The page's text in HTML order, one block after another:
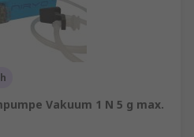
Vakuum 1 N 5 g max.